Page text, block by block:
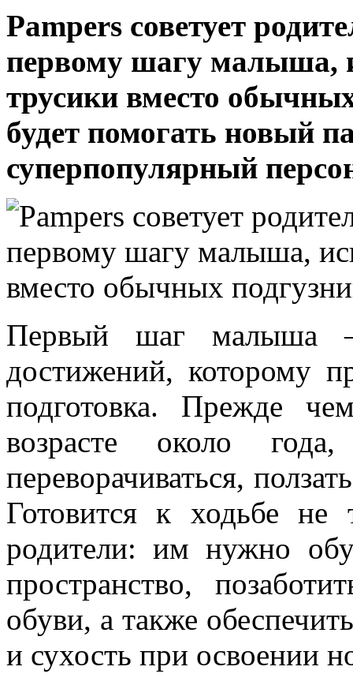
Pampers советует
первому шагу малыша,
трусики вместо
будет помогать новый
суперпопулярный
Первый шаг малыша
достижений, которому
подготовка. Прежде
возрасте около
переворачиваться,
Готовится к ходьбе
родители: им нужно
пространство,
обуви, а также
и сухость при освоении